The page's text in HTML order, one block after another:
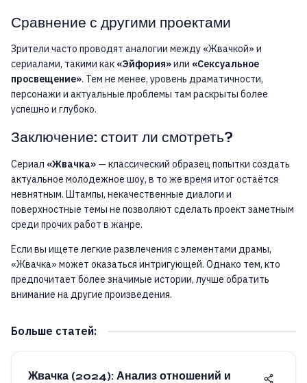
Сравнение с другими проектами
Зрители часто проводят аналогии между «Жвачкой» и
сериалами, такими как «Эйфория»или «Сексуальное
просвещение». Тем не менее, уровень драматичности,
персонажи и актуальные проблемы там раскрыты более
успешно и глубоко.
Заключение: стоит ли смотреть?
Сериал «Жвачка» — классический образец попытки создать
актуальное молодежное шоу, в то же время итог остаётся
невнятным. Штампы, некачественные диалоги и
поверхностные темы не позволяют сделать проект заметным
среди прочих работ в жанре.
Если вы ищете легкие развлечения с элементами драмы,
«Жвачка» может оказаться интригующей. Однако тем, кто
предпочитает более значимые истории, лучше обратить
внимание на другие произведения.
Больше статей:
Жвачка (2024): Анализ отношений и